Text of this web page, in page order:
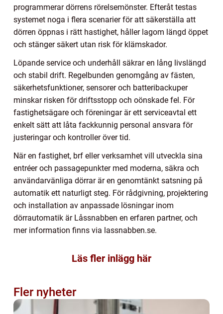
programmerar dörrens rörelsemönster. Efteråt testas
systemet noga i flera scenarier för att säkerställa att
dörren öppnas i rätt hastighet, håller lagom längd öppet
och stänger säkert utan risk för klämskador.
Löpande service och underhåll säkrar en lång livslängd
och stabil drift. Regelbunden genomgång av fästen,
säkerhetsfunktioner, sensorer och batteribackuper
minskar risken för driftsstopp och oönskade fel. För
fastighetsägare och föreningar är ett serviceavtal ett
enkelt sätt att låta fackkunnig personal ansvara för
justeringar och kontroller över tid.
När en fastighet, brf eller verksamhet vill utveckla sina
entréer och passagepunkter med moderna, säkra och
användarvänliga dörrar är en genomtänkt satsning på
automatik ett naturligt steg. För rådgivning, projektering
och installation av anpassade lösningar inom
dörrautomatik är Låssnabben en erfaren partner, och
mer information finns via lassnabben.se.
Läs fler inlägg här
Fler nyheter